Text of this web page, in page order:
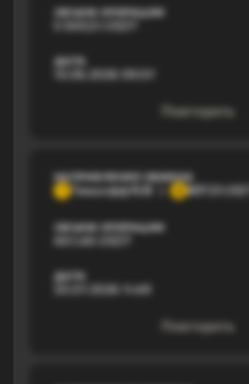
ОБЪЕМ ОПЕРАЦИИ
ДАТА
10.06.2026 09:07
Повторить
НАПРАВЛЕНИЕ ОБМЕНА
Т
Тинькофф RUB BEP20 USDT
ОБЪЕМ ОПЕРАЦИИ
ДАТА
30.07.2026 11:49
Повторить